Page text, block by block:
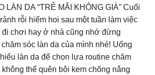
LÀN DA “TRẺ MÃI KHÔNG GIÀ” Cuối
rỗi hiếm hoi sau một tuần làm việc
đi chơi hay ở nhà cũng nhớ đừng
sóc làn da của mình nhé! Uống
làn da để chọn lựa routine chăm
thể quên bôi kem chống nắng